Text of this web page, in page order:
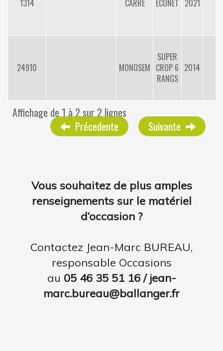
1314 CARRE ECONET 2021
24910 MONOSEM
SUPER
CROP 6
RANGS
2014
Affichage de 1 à 2 sur 2 lignes
Précedente
Suivante
Vous souhaitez de plus amples
renseignements sur le matériel
d’occasion ?
Contactez Jean-Marc BUREAU,
responsable Occasions
au 05 46 35 51 16 / jean-
marc.bureau@ballanger.fr